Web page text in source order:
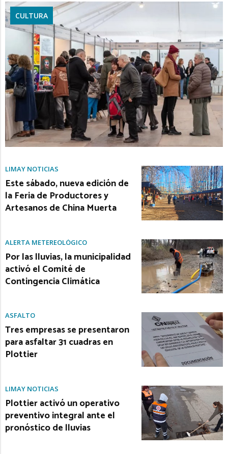
CULTURA
LIMAY NOTICIAS
Este sábado, nueva edición de
la Feria de Productores y
Artesanos de China Muerta
ALERTA METEREOLÓGICO
Por las lluvias, la municipalidad
activó el Comité de
Contingencia Climática
ASFALTO
Tres empresas se presentaron
para asfaltar 31 cuadras en
Plottier
LIMAY NOTICIAS
Plottier activó un operativo
preventivo integral ante el
pronóstico de lluvias